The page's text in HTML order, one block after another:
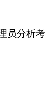
员分析考